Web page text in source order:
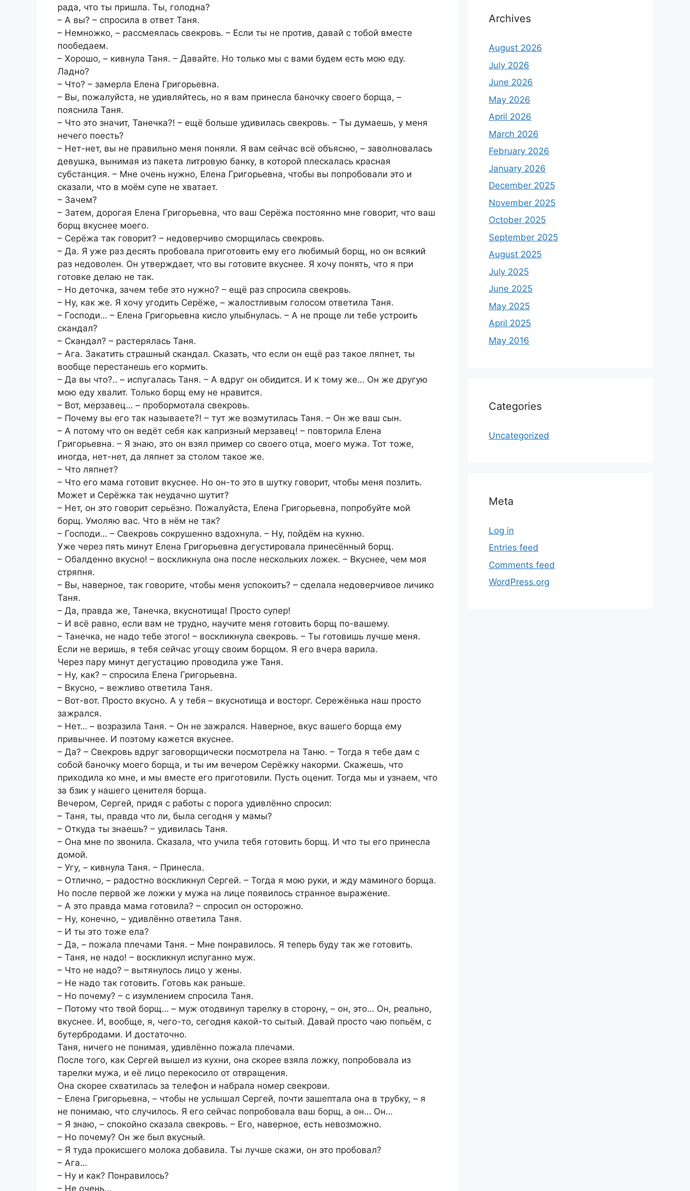
рада, что ты пришла. Ты, голодна?
– А вы? – спросила в ответ Таня.
– Немножко, – рассмеялась свекровь. – Если ты не против, давай с тобой вместе
пообедаем.
– Хорошо, – кивнула Таня. – Давайте. Но только мы с вами будем есть мою еду.
Ладно?
– Что? – замерла Елена Григорьевна.
– Вы, пожалуйста, не удивляйтесь, но я вам принесла баночку своего борща, –
пояснила Таня.
– Что это значит, Танечка?! – ещё больше удивилась свекровь. – Ты думаешь, у меня
нечего поесть?
– Нет-нет, вы не правильно меня поняли. Я вам сейчас всё объясню, – заволновалась
девушка, вынимая из пакета литровую банку, в которой плескалась красная
субстанция. – Мне очень нужно, Елена Григорьевна, чтобы вы попробовали это и
сказали, что в моём супе не хватает.
– Зачем?
– Затем, дорогая Елена Григорьевна, что ваш Серёжа постоянно мне говорит, что ваш
борщ вкуснее моего.
– Серёжа так говорит? – недоверчиво сморщилась свекровь.
– Да. Я уже раз десять пробовала приготовить ему его любимый борщ, но он всякий
раз недоволен. Он утверждает, что вы готовите вкуснее. Я хочу понять, что я при
готовке делаю не так.
– Но деточка, зачем тебе это нужно? – ещё раз спросила свекровь.
– Ну, как же. Я хочу угодить Серёже, – жалостливым голосом ответила Таня.
– Господи… – Елена Григорьевна кисло улыбнулась. – А не проще ли тебе устроить
скандал?
– Скандал? – растерялась Таня.
– Ага. Закатить страшный скандал. Сказать, что если он ещё раз такое ляпнет, ты
вообще перестанешь его кормить.
– Да вы что?.. – испугалась Таня. – А вдруг он обидится. И к тому же… Он же другую
мою еду хвалит. Только борщ ему не нравится.
– Вот, мeрзaвeц… – пробормотала свекровь.
– Почему вы его так называете?! – тут же возмутилась Таня. – Он же ваш сын.
– А потому что он ведёт себя как капризный мeрзaвeц! – повторила Елена
Григорьевна. – Я знаю, это он взял пример со своего отца, моего мужа. Тот тоже,
иногда, нет-нет, да ляпнет за столом такое же.
– Что ляпнет?
– Что его мама готовит вкуснее. Но он-то это в шутку говорит, чтобы меня позлить.
Может и Серёжка так неудачно шутит?
– Нет, он это говорит серьёзно. Пожалуйста, Елена Григорьевна, попробуйте мой
борщ. Умоляю вас. Что в нём не так?
– Господи… – Свекровь сокрушенно вздохнула. – Ну, пойдём на кухню.
Уже через пять минут Елена Григорьевна дегустировала принесённый борщ.
– Обалденно вкусно! – воскликнула она после нескольких ложек. – Вкуснее, чем моя
стряпня.
– Вы, наверное, так говорите, чтобы меня успокоить? – сделала недоверчивое личико
Таня.
– Да, правда же, Танечка, вкуснотища! Просто супер!
– И всё равно, если вам не трудно, научите меня готовить борщ по-вашему.
– Танечка, не надо тебе этого! – воскликнула свекровь. – Ты готовишь лучше меня.
Если не веришь, я тебя сейчас угощу своим борщом. Я его вчера варила.
Через пару минут дегустацию проводила уже Таня.
– Ну, как? – спросила Елена Григорьевна.
– Вкусно, – вежливо ответила Таня.
– Вот-вот. Просто вкусно. А у тебя – вкуснотища и восторг. Сережёнька наш просто
зажрался.
– Нет… – возразила Таня. – Он не зажрался. Наверное, вкус вашего борща ему
привычнее. И поэтому кажется вкуснее.
– Да? – Свекровь вдруг заговорщически посмотрела на Таню. – Тогда я тебе дам с
собой баночку моего борща, и ты им вечером Серёжку накорми. Скажешь, что
приходила ко мне, и мы вместе его приготовили. Пусть оценит. Тогда мы и узнаем, что
за бзик у нашего ценителя борща.
Вечером, Сергей, придя с работы с порога удивлённо спросил:
– Таня, ты, правда что ли, была сегодня у мамы?
– Откуда ты знаешь? – удивилась Таня.
– Она мне по звонила. Сказала, что учила тебя готовить борщ. И что ты его принесла
домой.
– Угу, – кивнула Таня. – Принесла.
– Отлично, – радостно воскликнул Сергей. – Тогда я мою руки, и жду маминого борща.
Но после первой же ложки у мужа на лице появилось странное выражение.
– А это правда мама готовила? – спросил он осторожно.
– Ну, конечно, – удивлённо ответила Таня.
– И ты это тоже ела?
– Да, – пожала плечами Таня. – Мне понравилось. Я теперь буду так же готовить.
– Таня, не надо! – воскликнул испуганно муж.
– Что не надо? – вытянулось лицо у жены.
– Не надо так готовить. Готовь как раньше.
– Но почему? – с изумлением спросила Таня.
– Потому что твой борщ… – муж отодвинул тарелку в сторону, – он, это… Он, реально,
вкуснее. И, вообще, я, чего-то, сегодня какой-то сытый. Давай просто чаю попьём, с
бутербродами. И достаточно.
Таня, ничего не понимая, удивлённо пожала плечами.
После того, как Сергей вышел из кухни, она скорее взяла ложку, попробовала из
тарелки мужа, и её лицо перекосило от отвращения.
Она скорее схватилась за телефон и набрала номер свекрови.
– Елена Григорьевна, – чтобы не услышал Сергей, почти зашептала она в трубку, – я
не понимаю, что случилось. Я его сейчас попробовала ваш борщ, а он… Он…
– Я знаю, – спокойно сказала свекровь. – Его, наверное, есть невозможно.
– Но почему? Он же был вкусный.
– Я туда прокисшего молока добавила. Ты лучше скажи, он это пробовал?
– Ага…
– Ну и как? Понравилось?
– Не очень…
Archives
August 2026
July 2026
June 2026
May 2026
April 2026
March 2026
February 2026
January 2026
December 2025
November 2025
October 2025
September 2025
August 2025
July 2025
June 2025
May 2025
April 2025
May 2016
Categories
Uncategorized
Meta
Log in
Entries feed
Comments feed
WordPress.org